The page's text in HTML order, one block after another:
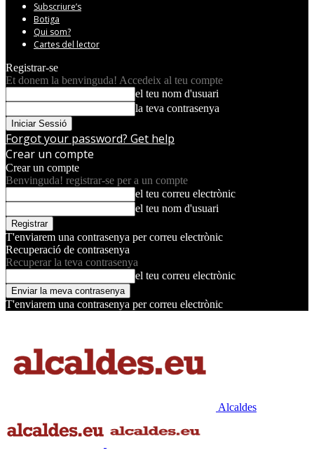
Subscriure’s
Botiga
Qui som?
Cartes del lector
Registrar-se
Et donem la benvinguda! Accedeix al teu compte
el teu nom d'usuari
la teva contrasenya
Forgot your password? Get help
Crear un compte
Crear un compte
Benvinguda! registrar-se per a un compte
el teu correu electrònic
el teu nom d'usuari
T'enviarem una contrasenya per correu electrònic
Recuperació de contrasenya
Recuperar la teva contrasenya
el teu correu electrònic
T'enviarem una contrasenya per correu electrònic
Alcaldes